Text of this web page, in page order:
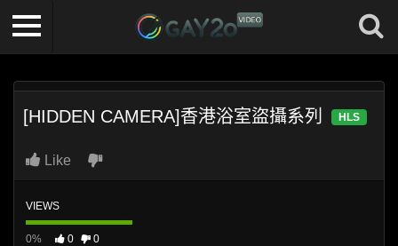
[HIDDEN CAMERA]香港浴室盜攝系列 HLS
Like
VIEWS
0% 0 0